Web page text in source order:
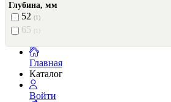
Глубина, мм
52 (1)
65 (1)
Главная
Каталог
Войти